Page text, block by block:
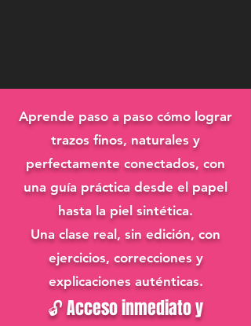
Aprende paso a paso cómo lograr
trazos finos, naturales y
perfectamente conectados, con
una guía práctica desde el papel
hasta la piel sintética.
Una clase real, sin edición, con
ejercicios, correcciones y
explicaciones auténticas.
🔓 Acceso inmediato y